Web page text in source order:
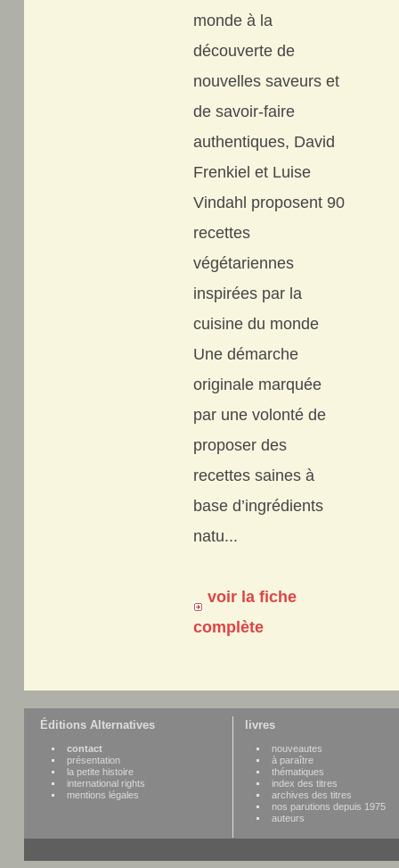
monde à la
découverte de
nouvelles saveurs et
de savoir-faire
authentiques, David
Frenkiel et Luise
Vindahl proposent 90
recettes
végétariennes
inspirées par la
cuisine du monde
Une démarche
originale marquée
par une volonté de
proposer des
recettes saines à
base d’ingrédients
natu...
voir la fiche
complète
Éditions Alternatives
contact
présentation
la petite histoire
international rights
mentions légales
livres
nouveautes
à paraître
thématiques
index des titres
archives des titres
nos parutions depuis 1975
auteurs